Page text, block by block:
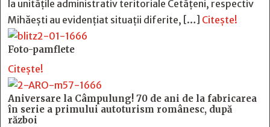
la unitățile administrativ teritoriale Cetățeni, respectiv
Mihăești au evidențiat situații diferite, […] Citește!
Foto-pamflete
Citește!
Aniversare la Câmpulung! 70 de ani de la fabricarea
în serie a primului autoturism românesc, după
război